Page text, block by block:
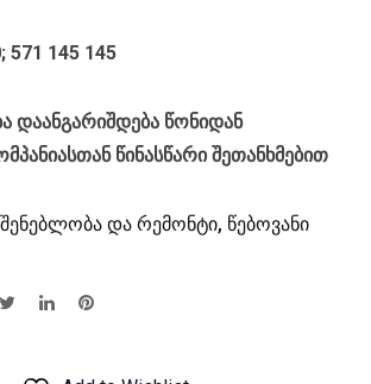
571 145 145
დაანგარიშდება წონიდან
წინასწარი შეთანხმებით
და რემონტი, წებოვანი